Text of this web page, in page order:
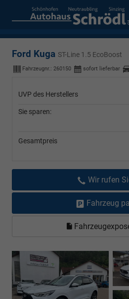
Ford Kuga ST-Line 1.5 EcoBoost
Fahrzeugnr.: 260150 sofort lieferbar
UVP des Herstellers
Sie sparen:
Gesamtpreis
Wir rufen
Fahrzeug